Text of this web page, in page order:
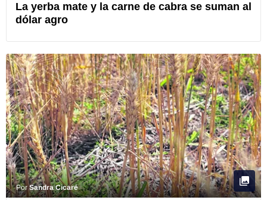
La yerba mate y la carne de cabra se suman al
dólar agro
PorSandra Cicaré